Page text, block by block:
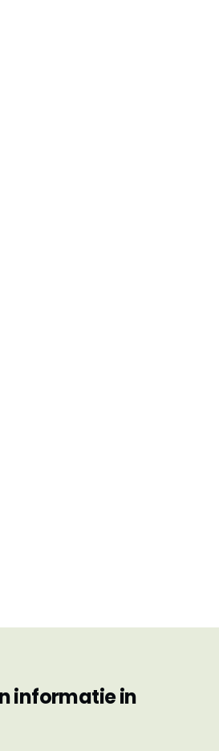
informatie in